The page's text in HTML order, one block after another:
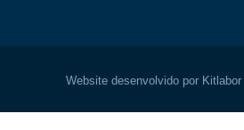
Website desenvolvido por Kitlabor